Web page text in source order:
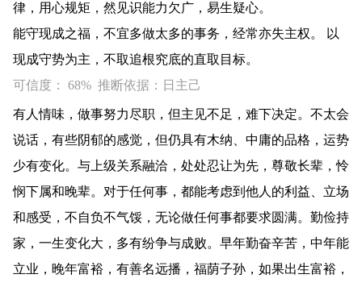
律，用心规矩，然见识能力欠广，易生疑心。
能守现成之福，不宜多做太多的事务，经常亦失主权。 以
现成守势为主，不取追根究底的直取目标。
可信度： 68% 推断依据：日主己
有人情味，做事努力尽职，但主见不足，难下决定。不太会
说话，有些阴郁的感觉，但仍具有木纳、中庸的品格，运势
少有变化。与上级关系融洽，处处忍让为先，尊敬长辈，怜
悯下属和晚辈。对于任何事，都能考虑到他人的利益、立场
和感受，不自负不气馁，无论做任何事都要求圆满。勤俭持
家，一生变化大，多有纷争与成败。早年勤奋辛苦，中年能
立业，晚年富裕，有善名远播，福荫子孙，如果出生富裕，